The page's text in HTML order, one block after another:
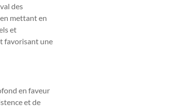
des
mettant en
et
favorisant une
en faveur
et de